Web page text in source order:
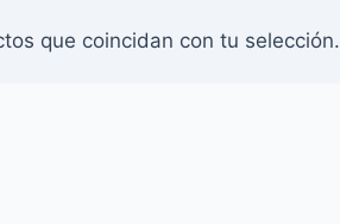
que coincidan con tu selección.